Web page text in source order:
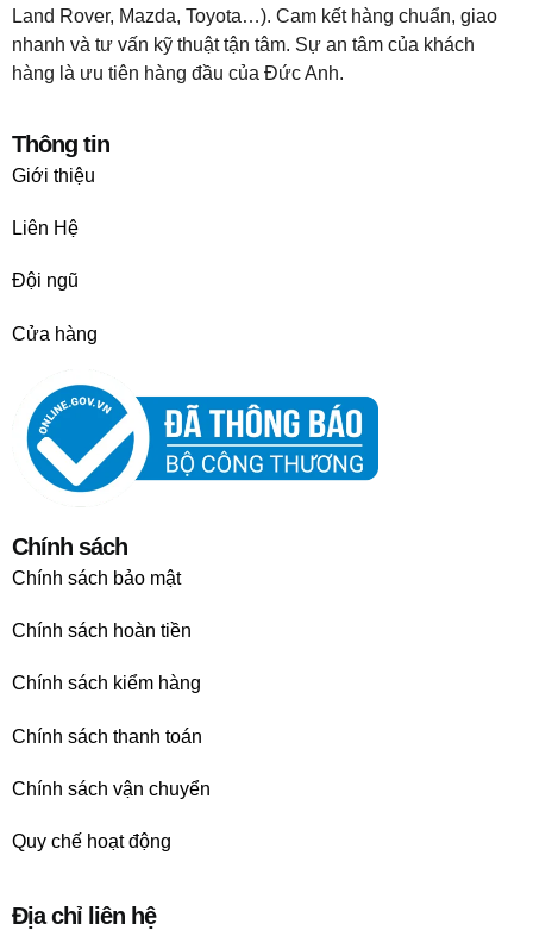
Land Rover, Mazda, Toyota…). Cam kết hàng chuẩn, giao
nhanh và tư vấn kỹ thuật tận tâm. Sự an tâm của khách
hàng là ưu tiên hàng đầu của Đức Anh.
Thông tin
Giới thiệu
Liên Hệ
Đội ngũ
Cửa hàng
Chính sách
Chính sách bảo mật
Chính sách hoàn tiền
Chính sách kiểm hàng
Chính sách thanh toán
Chính sách vận chuyển
Quy chế hoạt động
Địa chỉ liên hệ